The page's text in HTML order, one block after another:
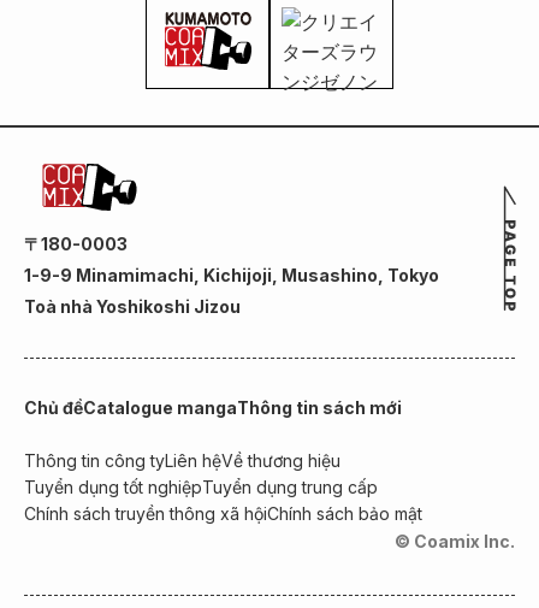
〒180-0003
1-9-9 Minamimachi, Kichijoji, Musashino, Tokyo
Toà nhà Yoshikoshi Jizou
Chủ đềCatalogue mangaThông tin sách mới
Thông tin công tyLiên hệVề thương hiệu
Tuyển dụng tốt nghiệpTuyển dụng trung cấp
Chính sách truyền thông xã hộiChính sách bảo mật
© Coamix Inc.